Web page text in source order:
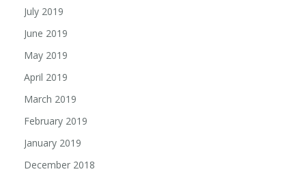
July 2019
June 2019
May 2019
April 2019
March 2019
February 2019
January 2019
December 2018